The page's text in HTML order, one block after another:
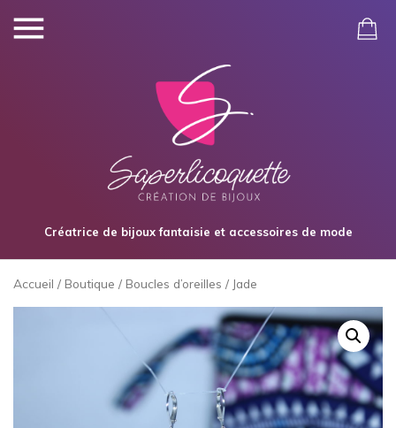
Créatrice de bijoux fantaisie et accessoires de mode
Accueil / Boutique / Boucles d’oreilles / Jade